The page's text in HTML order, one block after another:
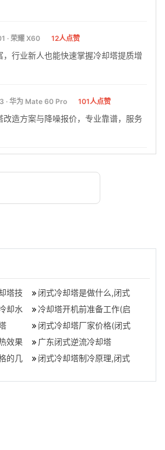
· 荣耀 X60 12人点赞
，行业新人也能快速掌握冷却塔提质增
· 华为 Mate 60 Pro 101人点赞
改造方案与降噪报价，专业靠谱，服务
塔技
冷却
闭式冷却塔是做什么,闭式
冷却塔有哪些应用？
却水
塔损
冷却塔开机前准备工作(启
动冷却塔前的几个步骤)
闭式冷却塔厂家价格(闭式
冷却塔价格一般多少钱)
效果
闭式
广东闭式逆流冷却塔
的几
闭式冷却塔制冷原理,闭式